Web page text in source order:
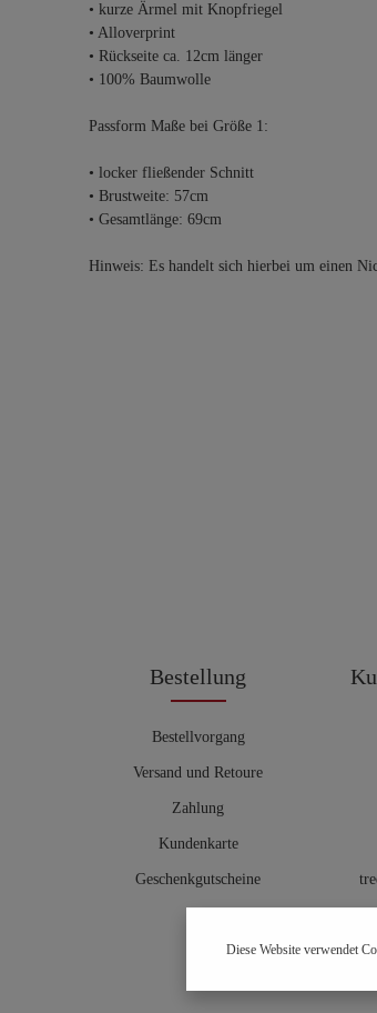
• kurze Ärmel mit Knopfriegel
• Alloverprint
• Rückseite ca. 12cm länger
• 100% Baumwolle
Passform Maße bei Größe 1:
• locker fließender Schnitt
• Brustweite: 57cm
• Gesamtlänge: 69cm
Hinweis: Es handelt sich hierbei um einen
Bestellung
Bestellvorgang
Versand und Retoure
Zahlung
Kundenkarte
Geschenkgutscheine
Diese Website verwendet